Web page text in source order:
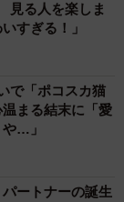
見る人を楽しま
すぎる！」
で「ポコスカ猫
まる結末に「愛
…」
パートナーの誕生